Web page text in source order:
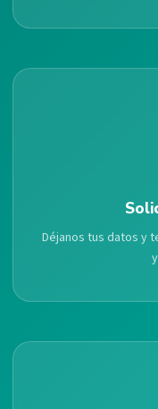
Déjanos tus datos y